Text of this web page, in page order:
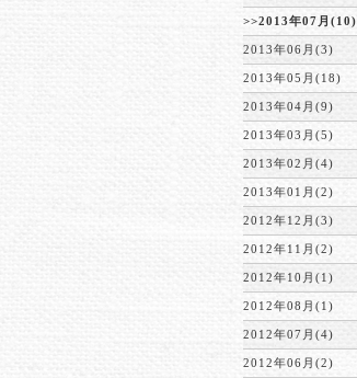
>>2013年07月(10)
2013年06月(3)
2013年05月(18)
2013年04月(9)
2013年03月(5)
2013年02月(4)
2013年01月(2)
2012年12月(3)
2012年11月(2)
2012年10月(1)
2012年08月(1)
2012年07月(4)
2012年06月(2)